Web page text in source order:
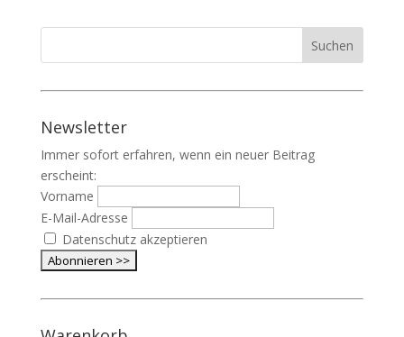
Newsletter
Immer sofort erfahren, wenn ein neuer Beitrag
erscheint:
Vorname
E-Mail-Adresse
Datenschutz akzeptieren